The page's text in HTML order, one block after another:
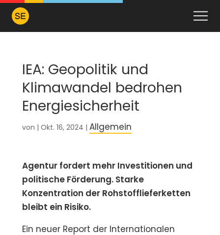
IEA: Geopolitik und
Klimawandel bedrohen
Energiesicherheit
von | Okt. 16, 2024 | Allgemein
Agentur fordert mehr Investitionen und
politische Förderung. Starke
Konzentration der Rohstofflieferketten
bleibt ein Risiko.
Ein neuer Report der Internationalen